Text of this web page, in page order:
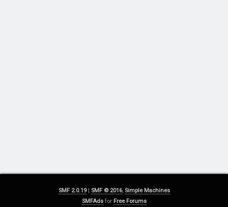
SMF 2.0.19| SMF © 2016, Simple Machines
SMFAdsfor Free Forums